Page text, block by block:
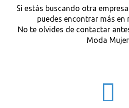
Si estás buscando otra
puedes encontrar más en
No te olvides de contactar
Moda Mujer